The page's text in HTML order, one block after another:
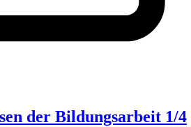
der Bildungsarbeit 1/4